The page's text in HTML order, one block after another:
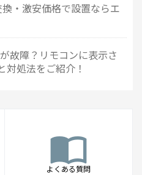
・激安価格で設置ならエ
故障？リモコンに表示さ
対処法をご紹介！
import_contacts
よくある質問